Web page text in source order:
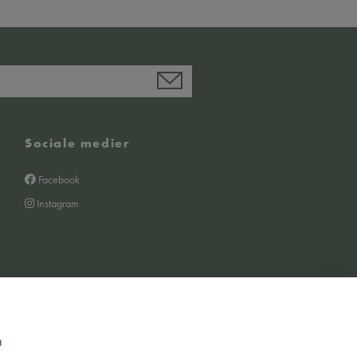
Sociale medier
Facebook
Instagram